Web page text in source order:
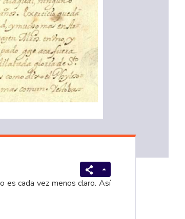
es cada vez menos claro. Así